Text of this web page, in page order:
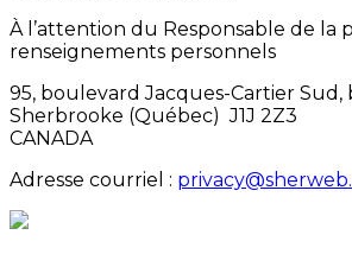
À l’attention du Responsable de la
renseignements personnels
95, boulevard Jacques-Cartier
Sherbrooke (Québec) J1J 2Z3
CANADA
Adresse courriel :